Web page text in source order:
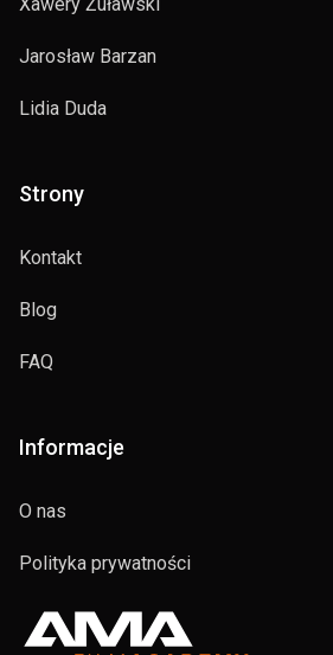
Jarosław Barzan
Lidia Duda
Strony
Kontakt
Blog
FAQ
Informacje
O nas
Polityka prywatności